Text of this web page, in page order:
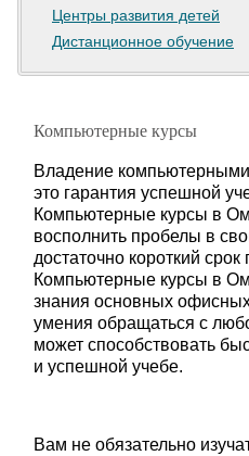
Центры развития детей
Дистанционное обучение
Компьютерные курсы
Владение
это гарантия успешной
Компьютерные курсы в
восполнить пробелы в
достаточно короткий
Компьютерные курсы в
знания основных
умения обращаться с
может способствовать
и успешной учебе.
Вам не обязательно